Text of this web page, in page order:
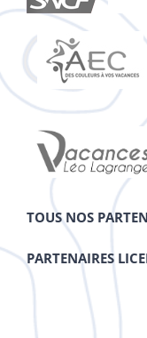
TOUS NOS
PARTENAIRES